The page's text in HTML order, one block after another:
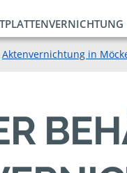
Aktenvernichtung in